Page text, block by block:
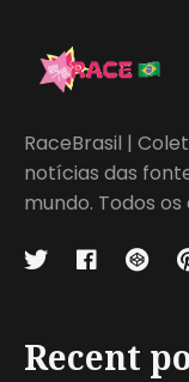
RaceBrasil |
notícias das
mundo. Todos
Recent